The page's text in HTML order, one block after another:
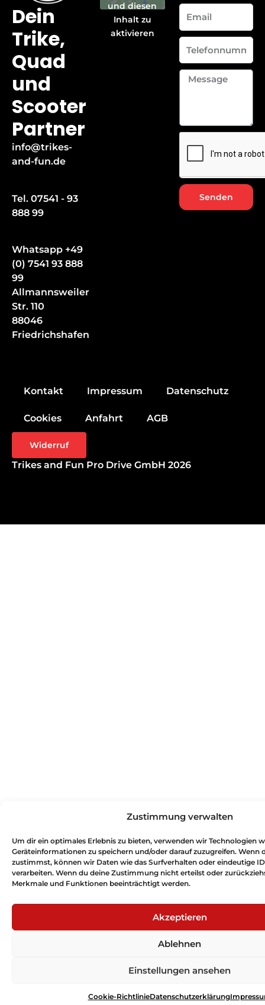
Zustimmung verwalten
Um dir ein optimales Erlebnis zu bieten, verwenden wir Technologien
Geräteinformationen zu speichern und/oder darauf zuzugreifen. Wenn
zustimmst, können wir Daten wie das Surfverhalten oder eindeutige
verarbeiten. Wenn du deine Zustimmung nicht erteilst oder
Merkmale und Funktionen beeinträchtigt werden.
Akzeptieren
Ablehnen
Einstellungen ansehen
Cookie-RichtlinieDatenschutzerklärung
Dein
Trike,
Quad
und
Scooter
Partner
info@trikes-
and-fun.de
Tel. 07541 - 93
888 99
Whatsapp +49
(0) 7541 93 888
99
Allmannsweiler
Str. 110
88046
Friedrichshafen
und diesen
Inhalt zu
aktivieren
Email
Telefonnummer
Message
Senden
Kontakt Impressum Datenschutz
Cookies Anfahrt AGB
Widerruf
Trikes and Fun Pro Drive GmbH 2026